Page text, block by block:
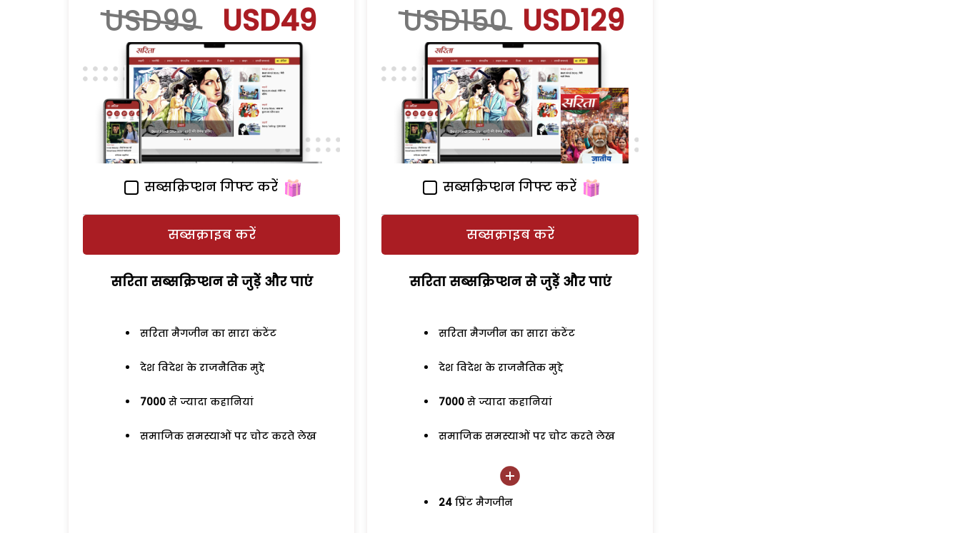
USD99 USD49
सब्सक्रिप्शन गिफ्ट करें
सब्सक्राइब करें
सरिता सब्सक्रिप्शन से जुड़ेें और पाएं
सरिता मैगजीन का सारा कंटेंट
देश विदेश के राजनैतिक मुद्दे
7000 से ज्यादा कहानियां
समाजिक समस्याओं पर चोट करते लेख
USD150 USD129
सब्सक्रिप्शन गिफ्ट करें
सब्सक्राइब करें
सरिता सब्सक्रिप्शन से जुड़ेें और पाएं
सरिता मैगजीन का सारा कंटेंट
देश विदेश के राजनैतिक मुद्दे
7000 से ज्यादा कहानियां
समाजिक समस्याओं पर चोट करते लेख
24 प्रिंट मैगजीन